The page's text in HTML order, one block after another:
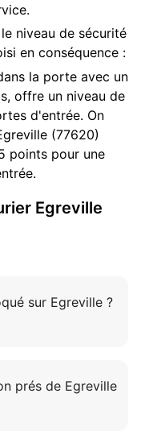
niveau de sécurité
en conséquence :
la porte avec un
offre un niveau de
d'entrée. On
(77620)
points pour une
Egreville
sur Egreville ?
prés de Egreville